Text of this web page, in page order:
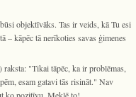
objektīvāks. Tas ir veids, kā Tu esi
– kāpēc tā nerīkoties savas ģimenes
) raksta: "Tikai tāpēc, ka ir problēmas,
esam gatavi tās risināt." Nav